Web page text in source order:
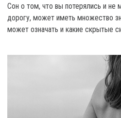
Сон о том, что вы потерялись и не
дорогу, может иметь множество
может означать и какие скрытые